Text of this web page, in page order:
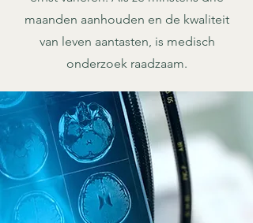
maanden aanhouden en de kwaliteit
van leven aantasten, is medisch
onderzoek raadzaam.